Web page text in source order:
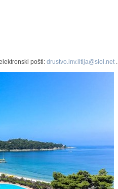
pošti: drustvo.inv.litija@siol.net.